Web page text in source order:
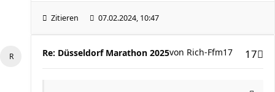
Zitieren 07.02.2024, 10:47
Re: Düsseldorf Marathon 2025 17
von Rich-Ffm17